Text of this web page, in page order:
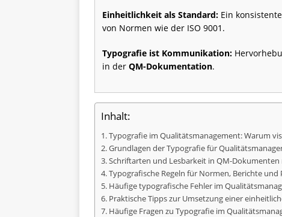
Einheitlichkeit als Standard: Ein
von Normen wie der ISO 9001.
Typografie ist Kommunikation:
in der QM-Dokumentation.
Inhalt:
Typografie im Qualitätsmanagement: Warum
Grundlagen der Typografie für
Schriftarten und Lesbarkeit in QM-Dokumenten
Typografische Regeln für Normen, Berichte und
Häufige typografische Fehler im
Praktische Tipps zur Umsetzung einer
Häufige Fragen zu Typografie im